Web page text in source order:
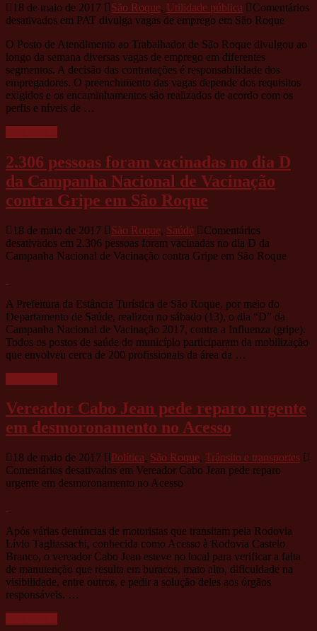
18 de maio de 2017 São Roque, Utilidade pública
Comentários
desativados em PAT divulga vagas de emprego em São Roque
O Posto de Atendimento ao Trabalhador de São Roque divulgou ao
longo da semana diversas vagas de emprego em diferentes
segmentos. A decisão das contratações é responsabilidade dos
empregadores. O preenchimento das vagas depende dos requisitos
exigidos e os encaminhamentos são realizados de acordo com os
perfis e níveis de …
2.306 pessoas foram vacinadas no dia D
da Campanha Nacional de Vacinação
contra Gripe em São Roque
18 de maio de 2017 São Roque, Saúde
Comentários
desativados em 2.306 pessoas foram vacinadas no dia D da
Campanha Nacional de Vacinação contra Gripe em São Roque
A Prefeitura da Estância Turística de São Roque, por meio do
Departamento de Saúde, realizou no sábado (13), o dia “D” da
Campanha Nacional de Vacinação 2017, contra a Influenza (gripe).
Todos os postos de saúde do município participaram da mobilização
que envolveu cerca de 200 profissionais da área da …
Vereador Cabo Jean pede reparo urgente
em desmoronamento no Acesso
18 de maio de 2017 Política, São Roque, Trânsito e transportes
Comentários desativados em Vereador Cabo Jean pede reparo
urgente em desmoronamento no Acesso
Após várias denúncias de motoristas que transitam pela Rodovia
Lívio Tagliassachi, conhecida como Acesso à Rodovia Castelo
Branco, o vereador Cabo Jean esteve no local para verificar a falta
de manutenção que resulta em buracos, mato alto, dificuldade na
visibilidade, entre outros, e pedir a solução deles aos órgãos
responsáveis. …